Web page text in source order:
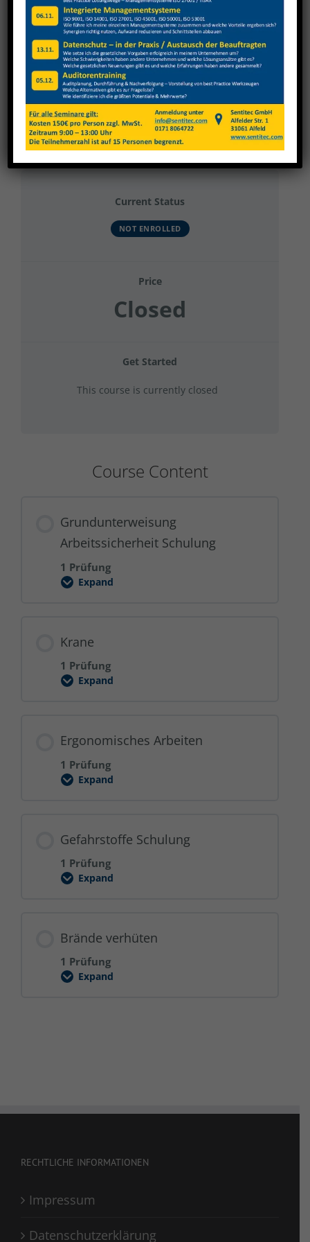
View
Larger
Image
TBT 2023 – Gruppe 20
Current Status
NOT ENROLLED
Price
Closed
Get Started
This course is currently closed
Course Content
Grundunterweisung
Arbeitssicherheit Schulung
1 Prüfung
Expand
Grundunterweisung
Krane
1 Prüfung
Expand
Krane
Ergonomisches Arbeiten
1 Prüfung
Expand
Ergonomisches
Gefahrstoffe Schulung
1 Prüfung
Expand
Gefahrstoffe
Brände verhüten
1 Prüfung
Expand
Brände
RECHTLICHE INFORMATIONEN
Impressum
Datenschutzerklärung